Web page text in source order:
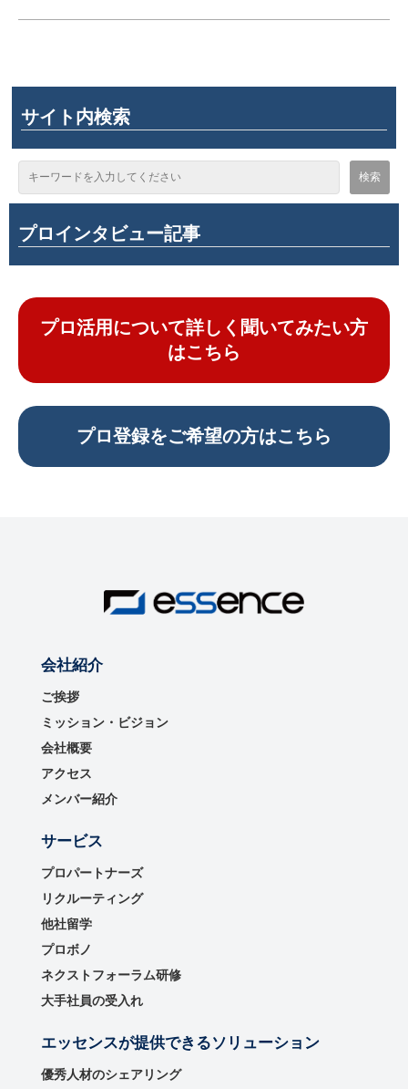
サイト内検索
プロインタビュー記事
プロ活用について詳しく聞いてみたい方
はこちら
プロ登録をご希望の方はこちら
会社紹介
ご挨拶
ミッション・ビジョン
会社概要
アクセス
メンバー紹介
サービス
プロパートナーズ
リクルーティング
他社留学
プロボノ
ネクストフォーラム研修
大手社員の受入れ
エッセンスが提供できるソリューション
優秀⼈材のシェアリング